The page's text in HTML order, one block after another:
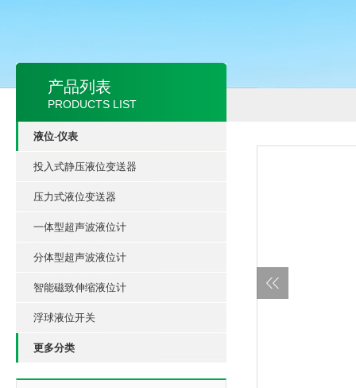
产品列表
PRODUCTS LIST
液位-仪表
投入式静压液位变送器
压力式液位变送器
一体型超声波液位计
分体型超声波液位计
智能磁致伸缩液位计
浮球液位开关
更多分类